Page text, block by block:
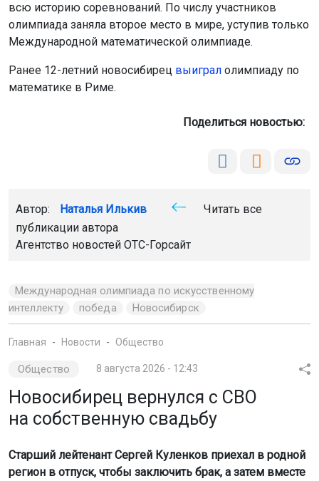
всю историю соревнований. По числу участников
олимпиада заняла второе место в мире, уступив только
Международной математической олимпиаде.
Ранее 12-летний новосибирец выиграл олимпиаду по
математике в Риме.
Поделиться новостью:
Автор: Наталья Илькив
Читать все
публикации автора
Агентство новостей ОТС-Горсайт
Международная олимпиада по искусственному
интеллекту
победа Новосибирск
Главная Новости Общество
Общество 8 августа 2026 - 12:43
Новосибирец вернулся с СВО
на собственную свадьбу
Старший лейтенант Сергей Куленков приехал в родной
регион в отпуск, чтобы заключить брак, а затем вместе